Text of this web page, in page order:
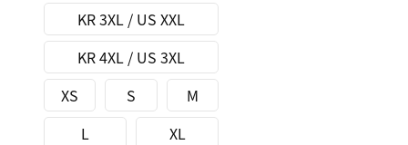
KR 3XL / US XXL
KR 4XL / US 3XL
XS
S
M
L
XL